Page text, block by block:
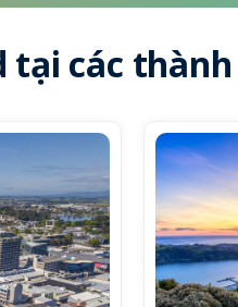
tại các